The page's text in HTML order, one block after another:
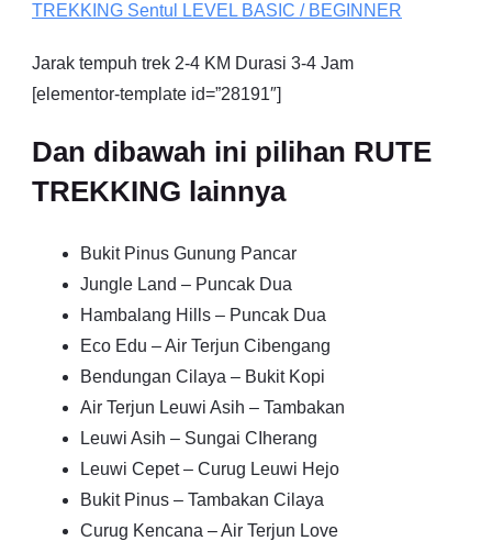
TREKKING Sentul LEVEL BASIC / BEGINNER
Jarak tempuh trek 2-4 KM Durasi 3-4 Jam
[elementor-template id=”28191″]
Dan dibawah ini pilihan RUTE
TREKKING lainnya
Bukit Pinus Gunung Pancar
Jungle Land – Puncak Dua
Hambalang Hills – Puncak Dua
Eco Edu – Air Terjun Cibengang
Bendungan Cilaya – Bukit Kopi
Air Terjun Leuwi Asih – Tambakan
Leuwi Asih – Sungai CIherang
Leuwi Cepet – Curug Leuwi Hejo
Bukit Pinus – Tambakan Cilaya
Curug Kencana – Air Terjun Love